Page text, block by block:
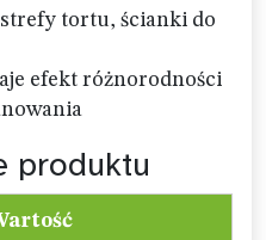
tortu, ścianki do
efekt różnorodności
produktu